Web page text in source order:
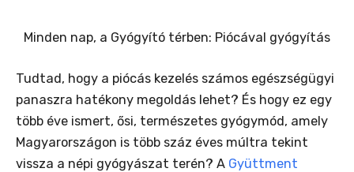
Minden nap, a Gyógyító térben: Piócával gyógyítás
Tudtad, hogy a piócás kezelés számos egészségügyi
panaszra hatékony megoldás lehet? És hogy ez egy
több éve ismert, ősi, természetes gyógymód, amely
Magyarországon is több száz éves múltra tekint
vissza a népi gyógyászat terén? A Gyüttment